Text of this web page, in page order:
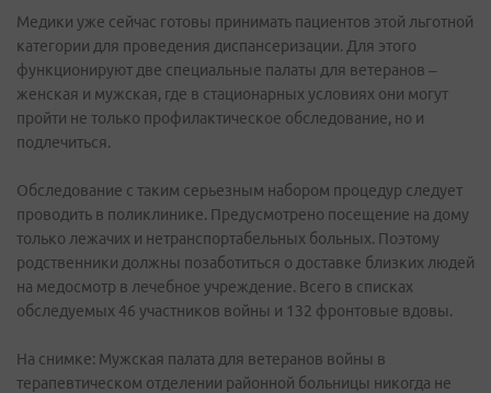
Медики уже сейчас готовы принимать пациентов этой льготной
категории для проведения диспансеризации. Для этого
функционируют две специальные палаты для ветеранов –
женская и мужская, где в стационарных условиях они могут
пройти не только профилактическое обследование, но и
подлечиться.
Обследование с таким серьезным набором процедур следует
проводить в поликлинике. Предусмотрено посещение на дому
только лежачих и нетранспортабельных больных. Поэтому
родственники должны позаботиться о доставке близких людей
на медосмотр в лечебное учреждение. Всего в списках
обследуемых 46 участников войны и 132 фронтовые вдовы.
На снимке: Мужская палата для ветеранов войны в
терапевтическом отделении районной больницы никогда не